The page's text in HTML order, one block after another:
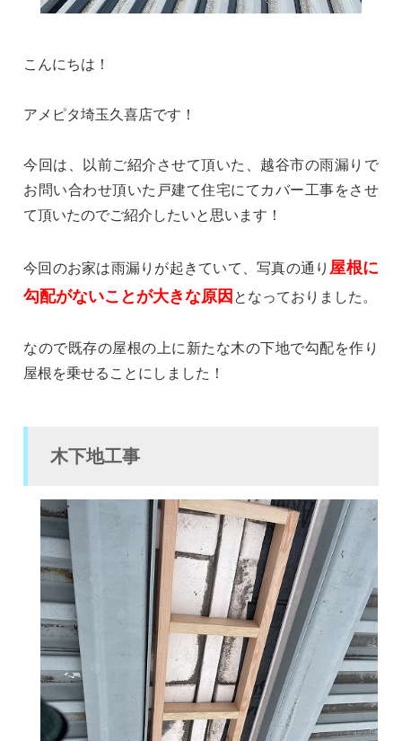
こんにちは！
アメピタ埼玉久喜店です！
今回は、以前ご紹介させて頂いた、越谷市の雨漏りで
お問い合わせ頂いた戸建て住宅にてカバー工事をさせ
て頂いたのでご紹介したいと思います！
今回のお家は雨漏りが起きていて、写真の通り 屋根に
勾配がないことが大きな原因 となっておりました。
なので既存の屋根の上に新たな木の下地で勾配を作り
屋根を乗せることにしました！
木下地工事